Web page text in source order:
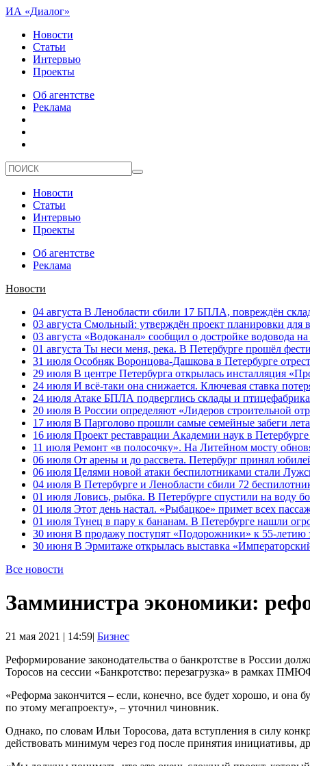
ИА «Диалог»
Новости
Статьи
Интервью
Проекты
Об агентстве
Реклама
Новости
Статьи
Интервью
Проекты
Об агентстве
Реклама
Новости
04 августа В Ленобласти сбили 17 БПЛА, повреждён
03 августа Смольный: утверждён проект планировки для
03 августа «Водоканал» сообщил о достройке водовода
01 августа Ты неси меня, река. В Петербурге прошёл
31 июля Особняк Воронцова-Дашкова в Петербурге
29 июля В центре Петербурга открылась инсталляция
24 июля И всё-таки она снижается. Ключевая ставка
24 июля Атаке БПЛА подверглись склады и
20 июля В России определяют «Лидеров строительной
17 июля В Парголово прошли самые семейные забеги лета
16 июля Проект реставрации Академии наук в
11 июля Ремонт «в полосочку». На Литейном мосту
06 июля От арены и до рассвета. Петербург принял
06 июля Целями новой атаки беспилотниками стали
04 июля В Петербурге и Ленобласти сбили 72
01 июля Ловись, рыбка. В Петербурге спустили на воду
01 июля Этот день настал. «Рыбацкое» примет всех
01 июля Тунец в пару к бананам. В Петербурге нашли
30 июня В продажу поступят «Подорожники» к 55-летию
30 июня В Эрмитаже открылась выставка
Все новости
Замминистра экономики:
21 мая 2021 | 14:59| Бизнес
Реформирование законодательства о банкротстве в России
Торосов на сессии «Банкротство: перезагрузка» в рамках
«Реформа закончится – если, конечно, все будет хорошо, и
по этому мегапроекту», – уточнил чиновник.
Однако, по словам Ильи Торосова, дата вступления в силу
действовать минимум через год после принятия инициативы,